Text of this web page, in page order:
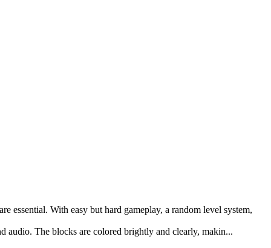
essential. With easy but hard gameplay, a random level system,
audio. The blocks are colored brightly and clearly, makin...